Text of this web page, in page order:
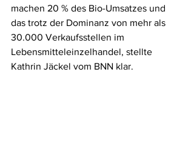
machen 20 % des Bio-Umsatzes und
das trotz der Dominanz von mehr als
30.000 Verkaufsstellen im
Lebensmitteleinzelhandel, stellte
Kathrin Jäckel vom BNN klar.